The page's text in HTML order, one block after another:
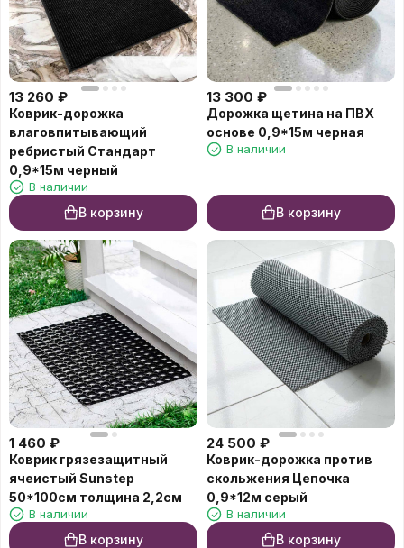
13 260 ₽
Коврик-дорожка
влаговпитывающий
ребристый Cтандарт
0,9*15м черный
В наличии
В корзину
13 300 ₽
Дорожка щетина на ПВХ
основе 0,9*15м черная
В наличии
В корзину
1 460 ₽
Коврик грязезащитный
ячеистый Sunstep
50*100см толщина 2,2см
В наличии
В корзину
24 500 ₽
Коврик-дорожка против
скольжения Цепочка
0,9*12м серый
В наличии
В корзину